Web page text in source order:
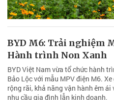
BYD M6: Trải nghiệm
Hành trình Non Xanh
BYD Việt Nam vừa tổ chức hành
Bảo Lộc với mẫu MPV điện M6.
rộng rãi, khả năng vận hành êm
nhu cầu gia đình lẫn kinh doanh.